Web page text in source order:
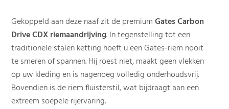
Gekoppeld aan deze naaf zit de premiumGates Carbon
Drive CDX riemaandrijving. In tegenstelling tot een
traditionele stalen ketting hoeft u een Gates-riem nooit
te smeren of spannen. Hij roest niet, maakt geen vlekken
op uw kleding en is nagenoeg volledig onderhoudsvrij.
Bovendien is de riem fluisterstil, wat bijdraagt aan een
extreem soepele rijervaring.